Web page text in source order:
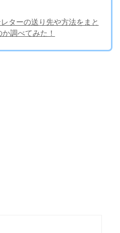
ターの送り先や方法をまと
調べてみた！